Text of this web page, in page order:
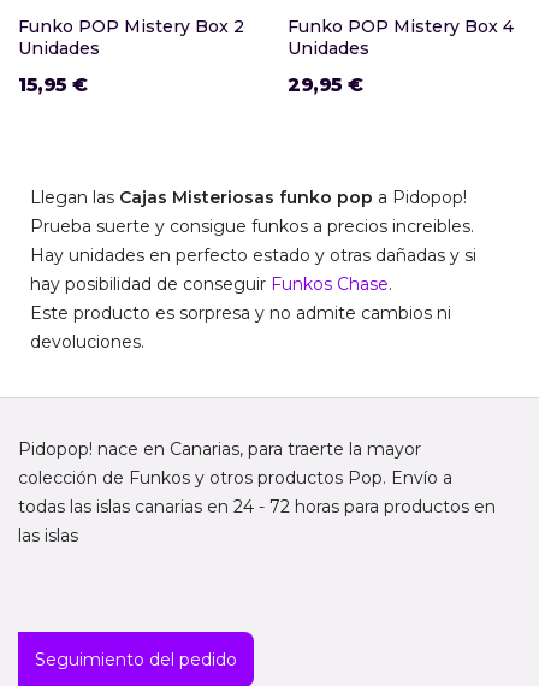
Funko POP Mistery Box 2
Unidades
15,95 €
Funko POP Mistery Box 4
Unidades
29,95 €
Llegan las Cajas Misteriosas funko pop a Pidopop!
Prueba suerte y consigue funkos a precios increibles.
Hay unidades en perfecto estado y otras dañadas y si
hay posibilidad de conseguir Funkos Chase.
Este producto es sorpresa y no admite cambios ni
devoluciones.
Pidopop! nace en Canarias, para traerte la mayor
colección de Funkos y otros productos Pop. Envío a
todas las islas canarias en 24 - 72 horas para productos en
las islas
Seguimiento del pedido